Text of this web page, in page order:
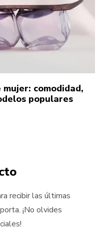
comodidad,
populares
recibir las últimas
¡No olvides